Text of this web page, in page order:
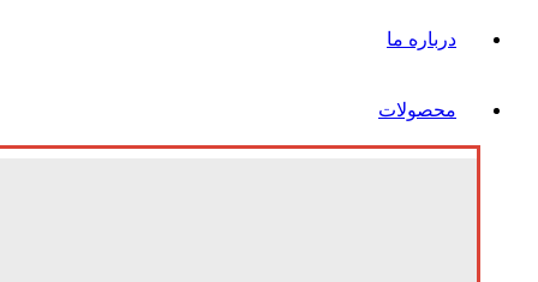
درباره ما
محصولات